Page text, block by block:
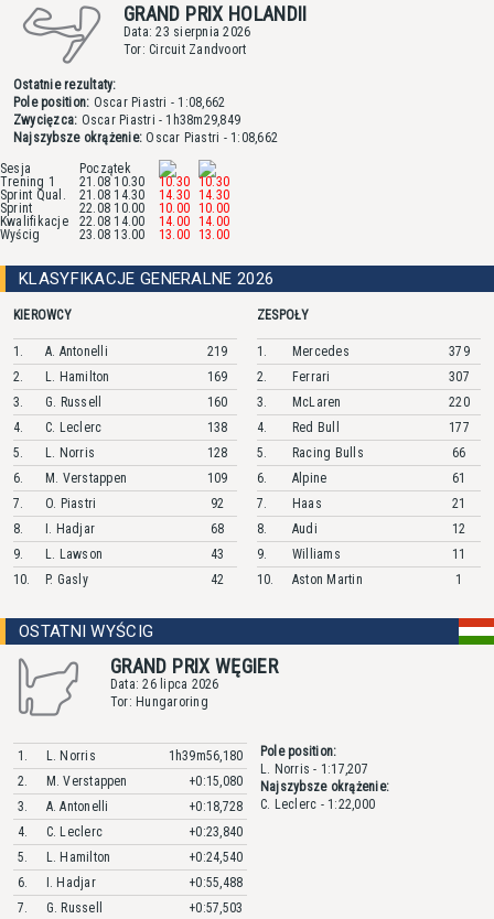
GRAND PRIX HOLANDII
Data: 23 sierpnia 2026
Tor: Circuit Zandvoort
Ostatnie rezultaty:
Pole position: Oscar Piastri - 1:08,662
Zwycięzca: Oscar Piastri- 1h38m29,849
Najszybsze okrążenie: Oscar Piastri - 1:08,662
Sesja
Początek
Trening 1
21.08 10.30
Sprint Qual.
21.08 14.30
Sprint
22.08 10.00
Kwalifikacje
22.08 14.00
Wyścig
23.08 13.00
10.30
14.30
10.00
14.00
13.00
10.30
14.30
10.00
14.00
13.00
KLASYFIKACJE GENERALNE 2026
KIEROWCY
1. A. Antonelli
219
2.
L. Hamilton
169
3.
G. Russell
160
4.
C. Leclerc
138
5.
L. Norris
128
6.
M. Verstappen
109
7.
O. Piastri
92
8.
I. Hadjar
68
9.
L. Lawson
43
10.
P. Gasly 42
ZESPOŁY
1. Mercedes
379
2.
Ferrari
307
3.
McLaren
220
4.
Red Bull
177
5.
Racing Bulls
66
6.
Alpine
61
7.
Haas
21
8.
Audi
12
9.
Williams
11
10.
Aston Martin 1
OSTATNI WYŚCIG
GRAND PRIX WĘGIER
Data: 26 lipca 2026
Tor: Hungaroring
1. L. Norris
1h39m56,180
2.
M. Verstappen
+0:15,080
3.
A. Antonelli
+0:18,728
4.
C. Leclerc
+0:23,840
5.
L. Hamilton
+0:24,540
6.
I. Hadjar
+0:55,488
7.
G. Russell
+0:57,503
Pole position:
L. Norris - 1:17,207
Najszybsze okrążenie:
C. Leclerc - 1:22,000